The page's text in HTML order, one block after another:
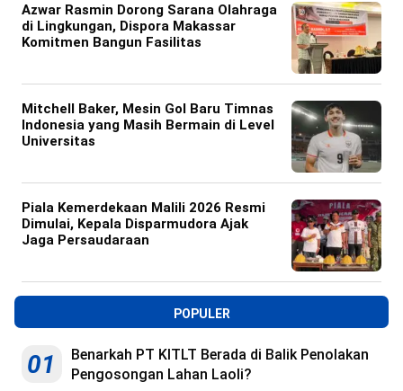
Azwar Rasmin Dorong Sarana Olahraga
di Lingkungan, Dispora Makassar
Komitmen Bangun Fasilitas
Mitchell Baker, Mesin Gol Baru Timnas
Indonesia yang Masih Bermain di Level
Universitas
Piala Kemerdekaan Malili 2026 Resmi
Dimulai, Kepala Disparmudora Ajak
Jaga Persaudaraan
POPULER
01
Benarkah PT KITLT Berada di Balik Penolakan
Pengosongan Lahan Laoli?